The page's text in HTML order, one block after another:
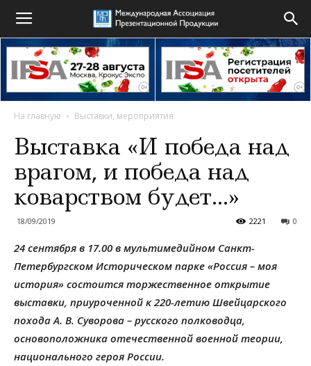
На главную Выставки, мероприятия
Выставка «И победа над
врагом, и победа над
коварством будет…»
18/09/2019 0
2221
24 сентября в 17.00 в мультимедийном Санкт-
Петербургском Историческом парке «Россия – моя
история» состоится торжественное открытие
выставки, приуроченной к 220-летию Швейцарского
похода А. В. Суворова – русского полководца,
основоположника отечественной военной теории,
национального героя России.